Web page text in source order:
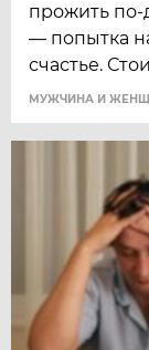
прожить по-
— попытка
счастье.
МУЖЧИНА И